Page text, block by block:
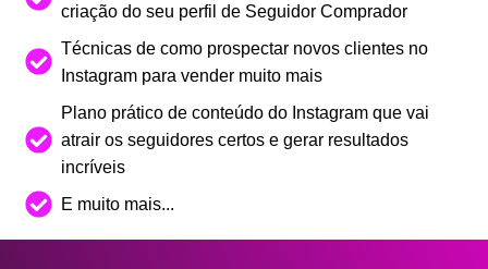
criação do seu perfil de Seguidor Comprador
Técnicas de como prospectar novos clientes no
Instagram para vender muito mais
Plano prático de conteúdo do Instagram que vai
atrair os seguidores certos e gerar resultados
incríveis
E muito mais...